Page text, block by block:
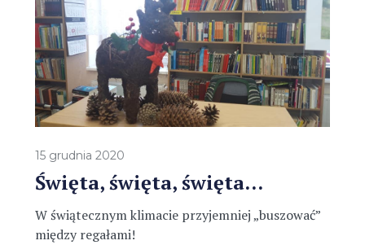
15 grudnia 2020
Święta, święta, święta…
W świątecznym klimacie przyjemniej „buszować”
między regałami!